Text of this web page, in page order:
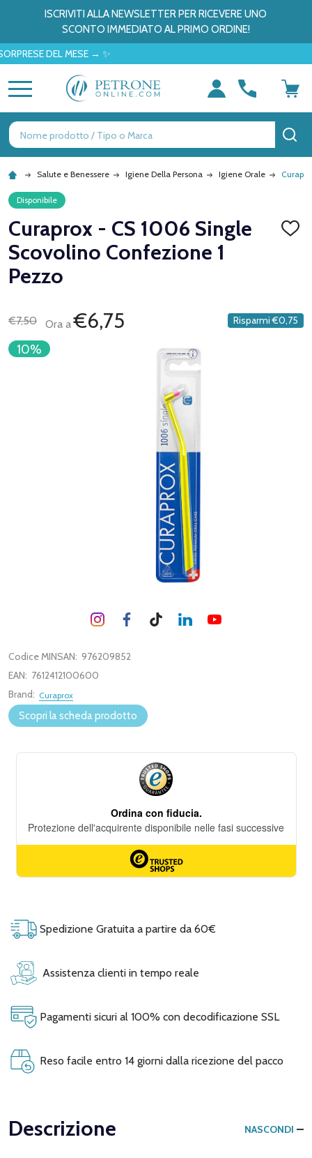
ISCRIVITI ALLA NEWSLETTER PER RICEVERE UNO
SCONTO IMMEDIATO AL PRIMO ORDINE!
DEL MESE → ✨
Ricerca
Salute e Benessere Igiene Della Persona Igiene Orale
Disponibile
Curaprox - CS 1006 Single
Scovolino Confezione 1
Pezzo
€7,50 Ora a€6,75 Risparmi €0,75
10%
Codice MINSAN: 976209852
EAN: 7612412100600
Brand: Curaprox
Scopri la scheda prodotto
Spedizione Gratuita a partire da 60€
Assistenza clienti in tempo reale
Pagamenti sicuri al 100% con decodificazione SSL
Reso facile entro 14 giorni dalla ricezione del pacco
Descrizione NASCONDI